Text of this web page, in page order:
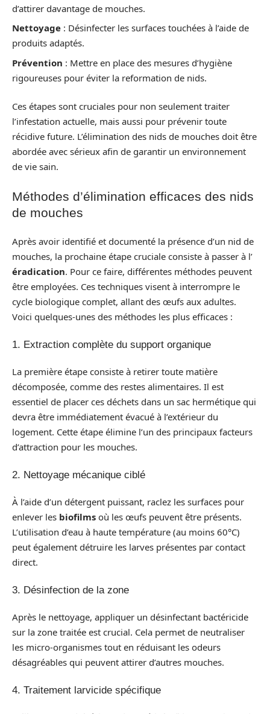
d’attirer davantage de mouches.
Nettoyage : Désinfecter les surfaces touchées à l’aide de
produits adaptés.
Prévention : Mettre en place des mesures d’hygiène
rigoureuses pour éviter la reformation de nids.
Ces étapes sont cruciales pour non seulement traiter
l’infestation actuelle, mais aussi pour prévenir toute
récidive future. L’élimination des nids de mouches doit être
abordée avec sérieux afin de garantir un environnement
de vie sain.
Méthodes d’élimination efficaces des nids
de mouches
Après avoir identifié et documenté la présence d’un nid de
mouches, la prochaine étape cruciale consiste à passer à l’
éradication. Pour ce faire, différentes méthodes peuvent
être employées. Ces techniques visent à interrompre le
cycle biologique complet, allant des œufs aux adultes.
Voici quelques-unes des méthodes les plus efficaces :
1. Extraction complète du support organique
La première étape consiste à retirer toute matière
décomposée, comme des restes alimentaires. Il est
essentiel de placer ces déchets dans un sac hermétique qui
devra être immédiatement évacué à l’extérieur du
logement. Cette étape élimine l’un des principaux facteurs
d’attraction pour les mouches.
2. Nettoyage mécanique ciblé
À l’aide d’un détergent puissant, raclez les surfaces pour
enlever les biofilms où les œufs peuvent être présents.
L’utilisation d’eau à haute température (au moins 60°C)
peut également détruire les larves présentes par contact
direct.
3. Désinfection de la zone
Après le nettoyage, appliquer un désinfectant bactéricide
sur la zone traitée est crucial. Cela permet de neutraliser
les micro-organismes tout en réduisant les odeurs
désagréables qui peuvent attirer d’autres mouches.
4. Traitement larvicide spécifique